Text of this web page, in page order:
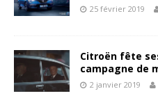
25 février 2019
Citroën fête
campagne de
2 janvier 2019